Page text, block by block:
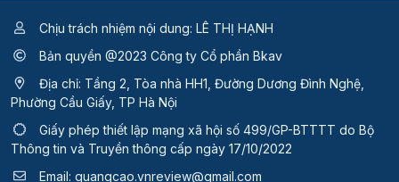
Chịu trách nhiệm nội dung: LÊ THỊ HẠNH
Bản quyền @2023 Công ty Cổ phần Bkav
Địa chỉ: Tầng 2, Tòa nhà HH1, Đường Dương Đình Nghệ,
Phường Cầu Giấy, TP Hà Nội
Giấy phép thiết lập mạng xã hội số 499/GP-BTTTT do Bộ
Thông tin và Truyền thông cấp ngày 17/10/2022
Email: quangcao.vnreview@gmail.com